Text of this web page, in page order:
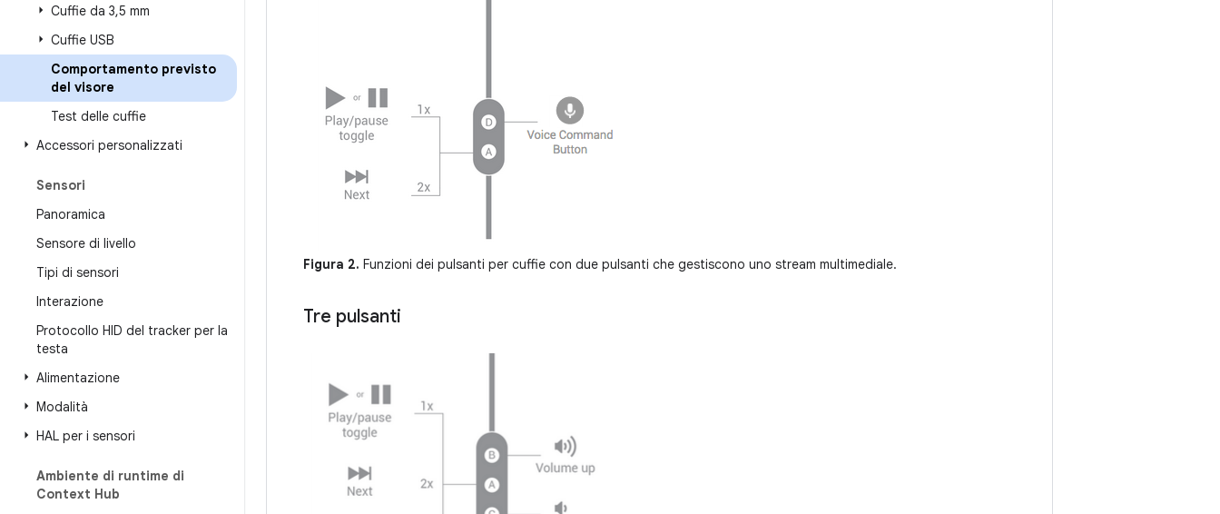
Cuffie da 3,5 mm
Cuffie USB
Comportamento previsto
del visore
Test delle cuffie
Accessori personalizzati
Sensori
Panoramica
Sensore di livello
Tipi di sensori
Interazione
Protocollo HID del tracker per la
testa
Alimentazione
Modalità
HAL per i sensori
Ambiente di runtime di
Context Hub
Figura 2. Funzioni dei pulsanti per cuffie con due pulsanti che gestiscono uno stream multimediale.
Tre pulsanti